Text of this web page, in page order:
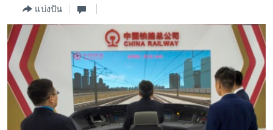
ข้าม
ไป
การ
ค้นหา
ธุรกิจ
วิทยาศาสตร์
สังคมและสุขภาพ
ไลฟ์สไตล์
ตรวจสอบข่าว
เรียนรู้ภาษาอังกฤษ
แบ่งปัน